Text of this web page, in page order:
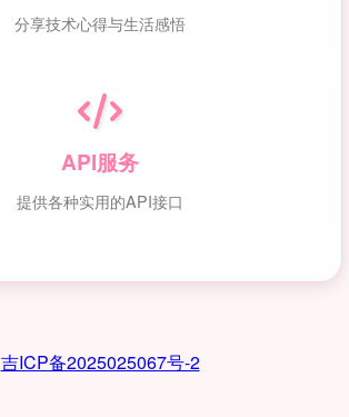
分享技术心得与生活感悟
API服务
提供各种实用的API接口
吉ICP备2025025067号-2